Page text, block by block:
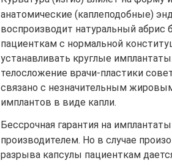
анатомические (каплеподобные)
воспроизводит натуральный абрис
пациенткам с нормальной
устанавливать круглые
телосложение врачи-пластики
связано с незначительным
имплантов в виде капли.
Бессрочная гарантия на
производителем. Но в случае
разрыва капсулы пациенткам